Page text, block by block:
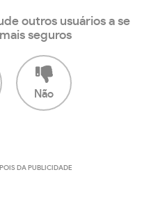
outros usuários a se
seguros
Não
DA PUBLICIDADE